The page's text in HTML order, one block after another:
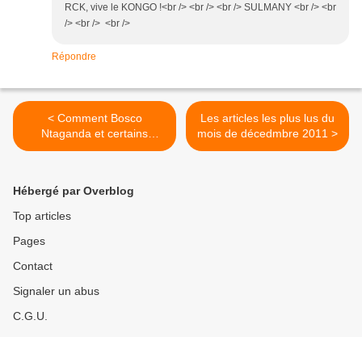
RCK, vive le KONGO !<br /> <br /> <br /> SULMANY <br /> <br
/> <br /> <br />
Répondre
< Comment Bosco
Ntaganda et certains
congolais pillent la RDC?
Les articles les plus lus du
mois de décedmbre 2011 >
Hébergé par Overblog
Top articles
Pages
Contact
Signaler un abus
C.G.U.